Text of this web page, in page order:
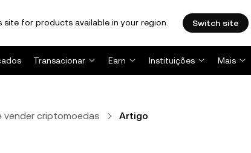
for products available in your region. Switch site
Transacionar Earn Instituições Mais
vender criptomoedas Artigo